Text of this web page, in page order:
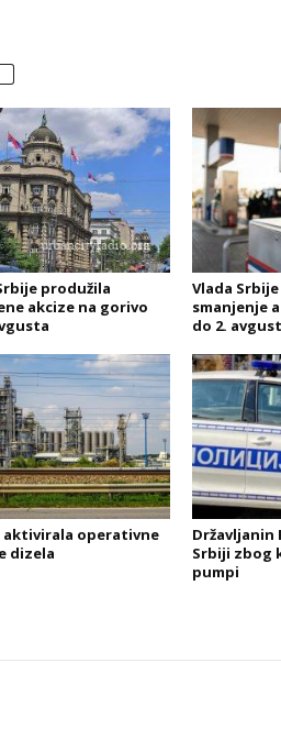
produžila
akcize na gorivo
Vlada
smanjenje
do 2.
aktivirala operativne
dizela
Državljanin
Srbiji zbog
pumpi